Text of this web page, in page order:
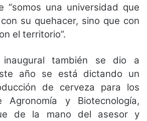
“somos una universidad que
su quehacer, sino que con
el territorio”.
también se dio a
año se está dictando un
de cerveza para los
Agronomía y Biotecnología,
de la mano del asesor y